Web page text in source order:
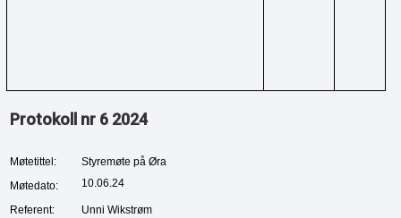
Protokoll nr 6 2024
Møtetittel:
Styremøte på Øra
Møtedato:
10.06.24
Referent:
Unni Wikstrøm